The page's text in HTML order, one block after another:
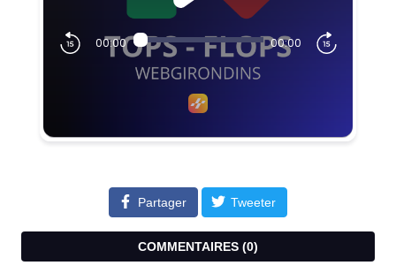
Partager Tweeter
COMMENTAIRES (0)